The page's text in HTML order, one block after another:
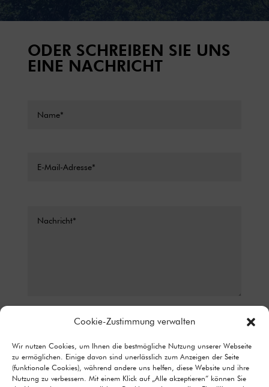
Cookie-Zustimmung verwalten
Wir nutzen Cookies, um Ihnen die bestmögliche Nutzung unserer Webseite
zu ermöglichen. Einige davon sind unerlässlich zum Anzeigen der Seite
(funktionale Cookies), während andere uns helfen, diese Website und ihre
Nutzung zu verbessern. Mit einem Klick auf „Alle akzeptieren“ können Sie
ODER SCHREIBEN SIE UNS
EINE NACHRICHT
KONTAKTFORMULAR ZUR BEANTWORTUNG MEINER ANFRAGE
ERHOBEN UND VERARBEITET WERDEN. DETAILLIERTE
INFORMATIONEN ZUM UMGANG MIT NUTZERDATEN FINDEN SIE IN
UNSERER DATENSCHUTZERKLÄRUNG.